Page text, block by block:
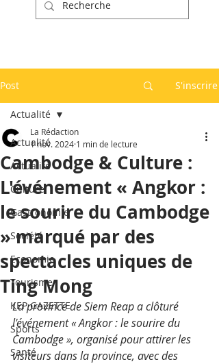
Post S'inscrire
Actualité
Actualité
Culture
Gastronomie
Société
Economie
Tourisme
KEP GAZETTE
Sports
Santé
Actualité
Cambodge & Culture :
L'événement « Angkor :
le sourire du Cambodge
» marqué par des
spectacles uniques de
Ting Mong
La Rédaction
1 nov. 2024 1 min de lecture
La province de Siem Reap a clôturé
l'événement « Angkor : le sourire du
Cambodge », organisé pour attirer les
visiteurs dans la province, avec des